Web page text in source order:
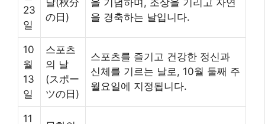
23
일
の日)
을 경축하는 날입니다.
10
월
13
일
스포츠
의 날
(スポー
ツの日)
스포츠를 즐기고 건강한 정신과
신체를 기르는 날로, 10월 둘째 주
월요일에 지정됩니다.
11